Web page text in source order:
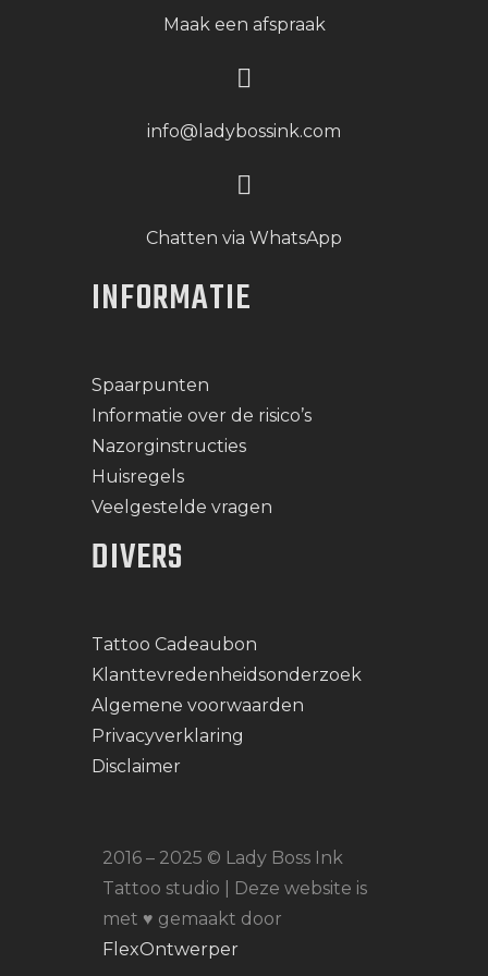
Maak een afspraak
info@ladybossink.com
Chatten via WhatsApp
INFORMATIE
Spaarpunten
Informatie over de risico’s
Nazorginstructies
Huisregels
Veelgestelde vragen
DIVERS
Tattoo Cadeaubon
Klanttevredenheidsonderzoek
Algemene voorwaarden
Privacyverklaring
Disclaimer
2016 – 2025 © Lady Boss Ink
Tattoo studio | Deze website is
met ♥ gemaakt door
FlexOntwerper